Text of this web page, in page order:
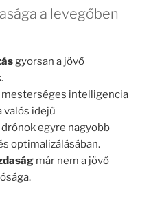
a levegőben
gyorsan a jövő
intelligencia
valós idejű
egyre nagyobb
optimalizálásában.
már nem a jövő